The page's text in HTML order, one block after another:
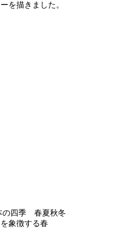
を描きました。
の四季 春夏秋冬
象徴する春